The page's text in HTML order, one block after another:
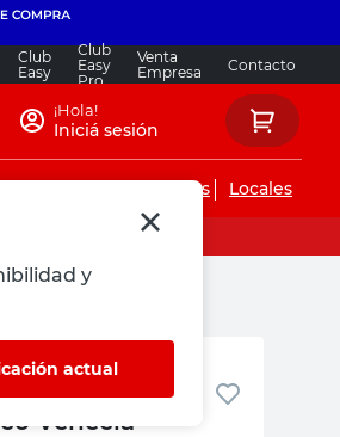
Club
Easy
Club
Easy
Pro
Venta
Empresa
Contacto
y
actual
¡Hola!
Iniciá sesión
Servicios de instalaciones Locales
60x45 Cm
Venecia